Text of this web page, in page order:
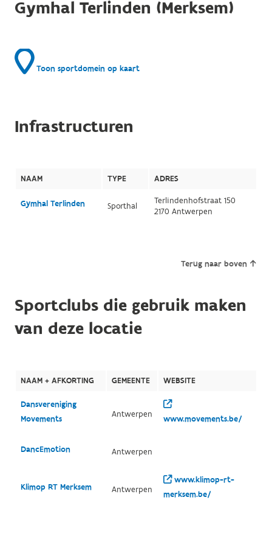
Gymhal Terlinden (Merksem)
Toon sportdomein op kaart
Infrastructuren
NAAM TYPE ADRES
Gymhal Terlinden Sporthal
Terlindenhofstraat 150
2170 Antwerpen
Terug naar boven
Sportclubs die gebruik maken
van deze locatie
NAAM + AFKORTING GEMEENTE WEBSITE
Dansvereniging
Movements
Antwerpen www.movements.be/
DancEmotion Antwerpen
Klimop RT Merksem Antwerpen
www.klimop-rt-
merksem.be/